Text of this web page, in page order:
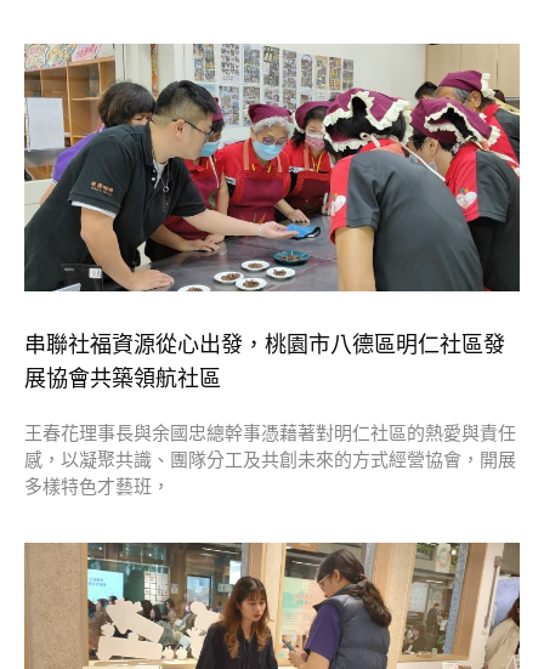
串聯社福資源從心出發，桃園市八德區明仁社區發
展協會共築領航社區
王春花理事長與余國忠總幹事憑藉著對明仁社區的熱愛與責任
感，以凝聚共識、團隊分工及共創未來的方式經營協會，開展
多樣特色才藝班，